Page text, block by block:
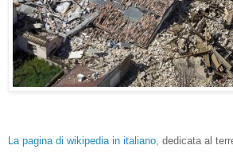
La pagina di wikipedia in italiano, dedicata al